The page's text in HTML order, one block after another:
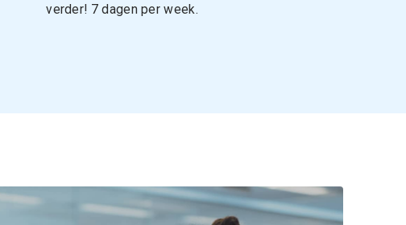
verder! 7 dagen per week.